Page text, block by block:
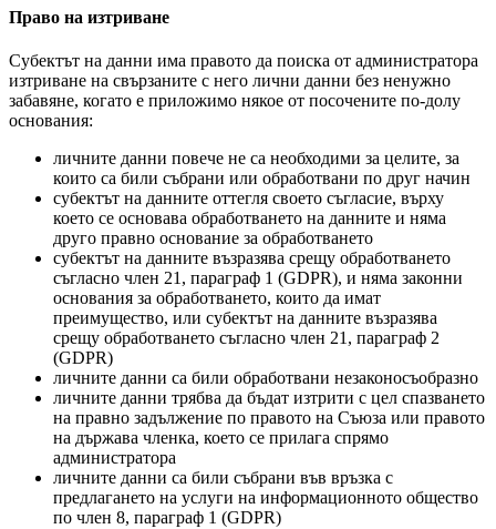
Право на изтриване
Субектът на данни има правото да поиска от администратора
изтриване на свързаните с него лични данни без ненужно
забавяне, когато е приложимо някое от посочените по-долу
основания:
личните данни повече не са необходими за целите, за
които са били събрани или обработвани по друг начин
субектът на данните оттегля своето съгласие, върху
което се основава обработването на данните и няма
друго правно основание за обработването
субектът на данните възразява срещу обработването
съгласно член 21, параграф 1 (GDPR), и няма законни
основания за обработването, които да имат
преимущество, или субектът на данните възразява
срещу обработването съгласно член 21, параграф 2
(GDPR)
личните данни са били обработвани незаконосъобразно
личните данни трябва да бъдат изтрити с цел спазването
на правно задължение по правото на Съюза или правото
на държава членка, което се прилага спрямо
администратора
личните данни са били събрани във връзка с
предлагането на услуги на информационното общество
по член 8, параграф 1 (GDPR)